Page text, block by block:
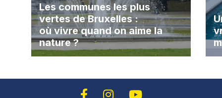
Les communes les plus
vertes de Bruxelles :
où vivre quand on aime la
nature ?